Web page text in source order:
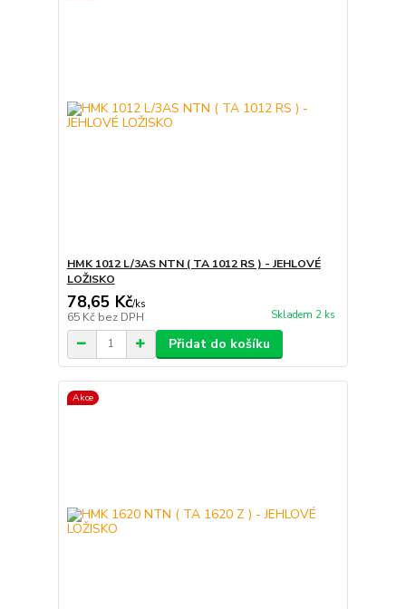
HMK 1012 L/3AS NTN ( TA 1012 RS ) - JEHLOVÉ
LOŽISKO
78,65 Kč/ks
65 Kč bez DPH Skladem 2 ks
Přidat do košíku
Akce